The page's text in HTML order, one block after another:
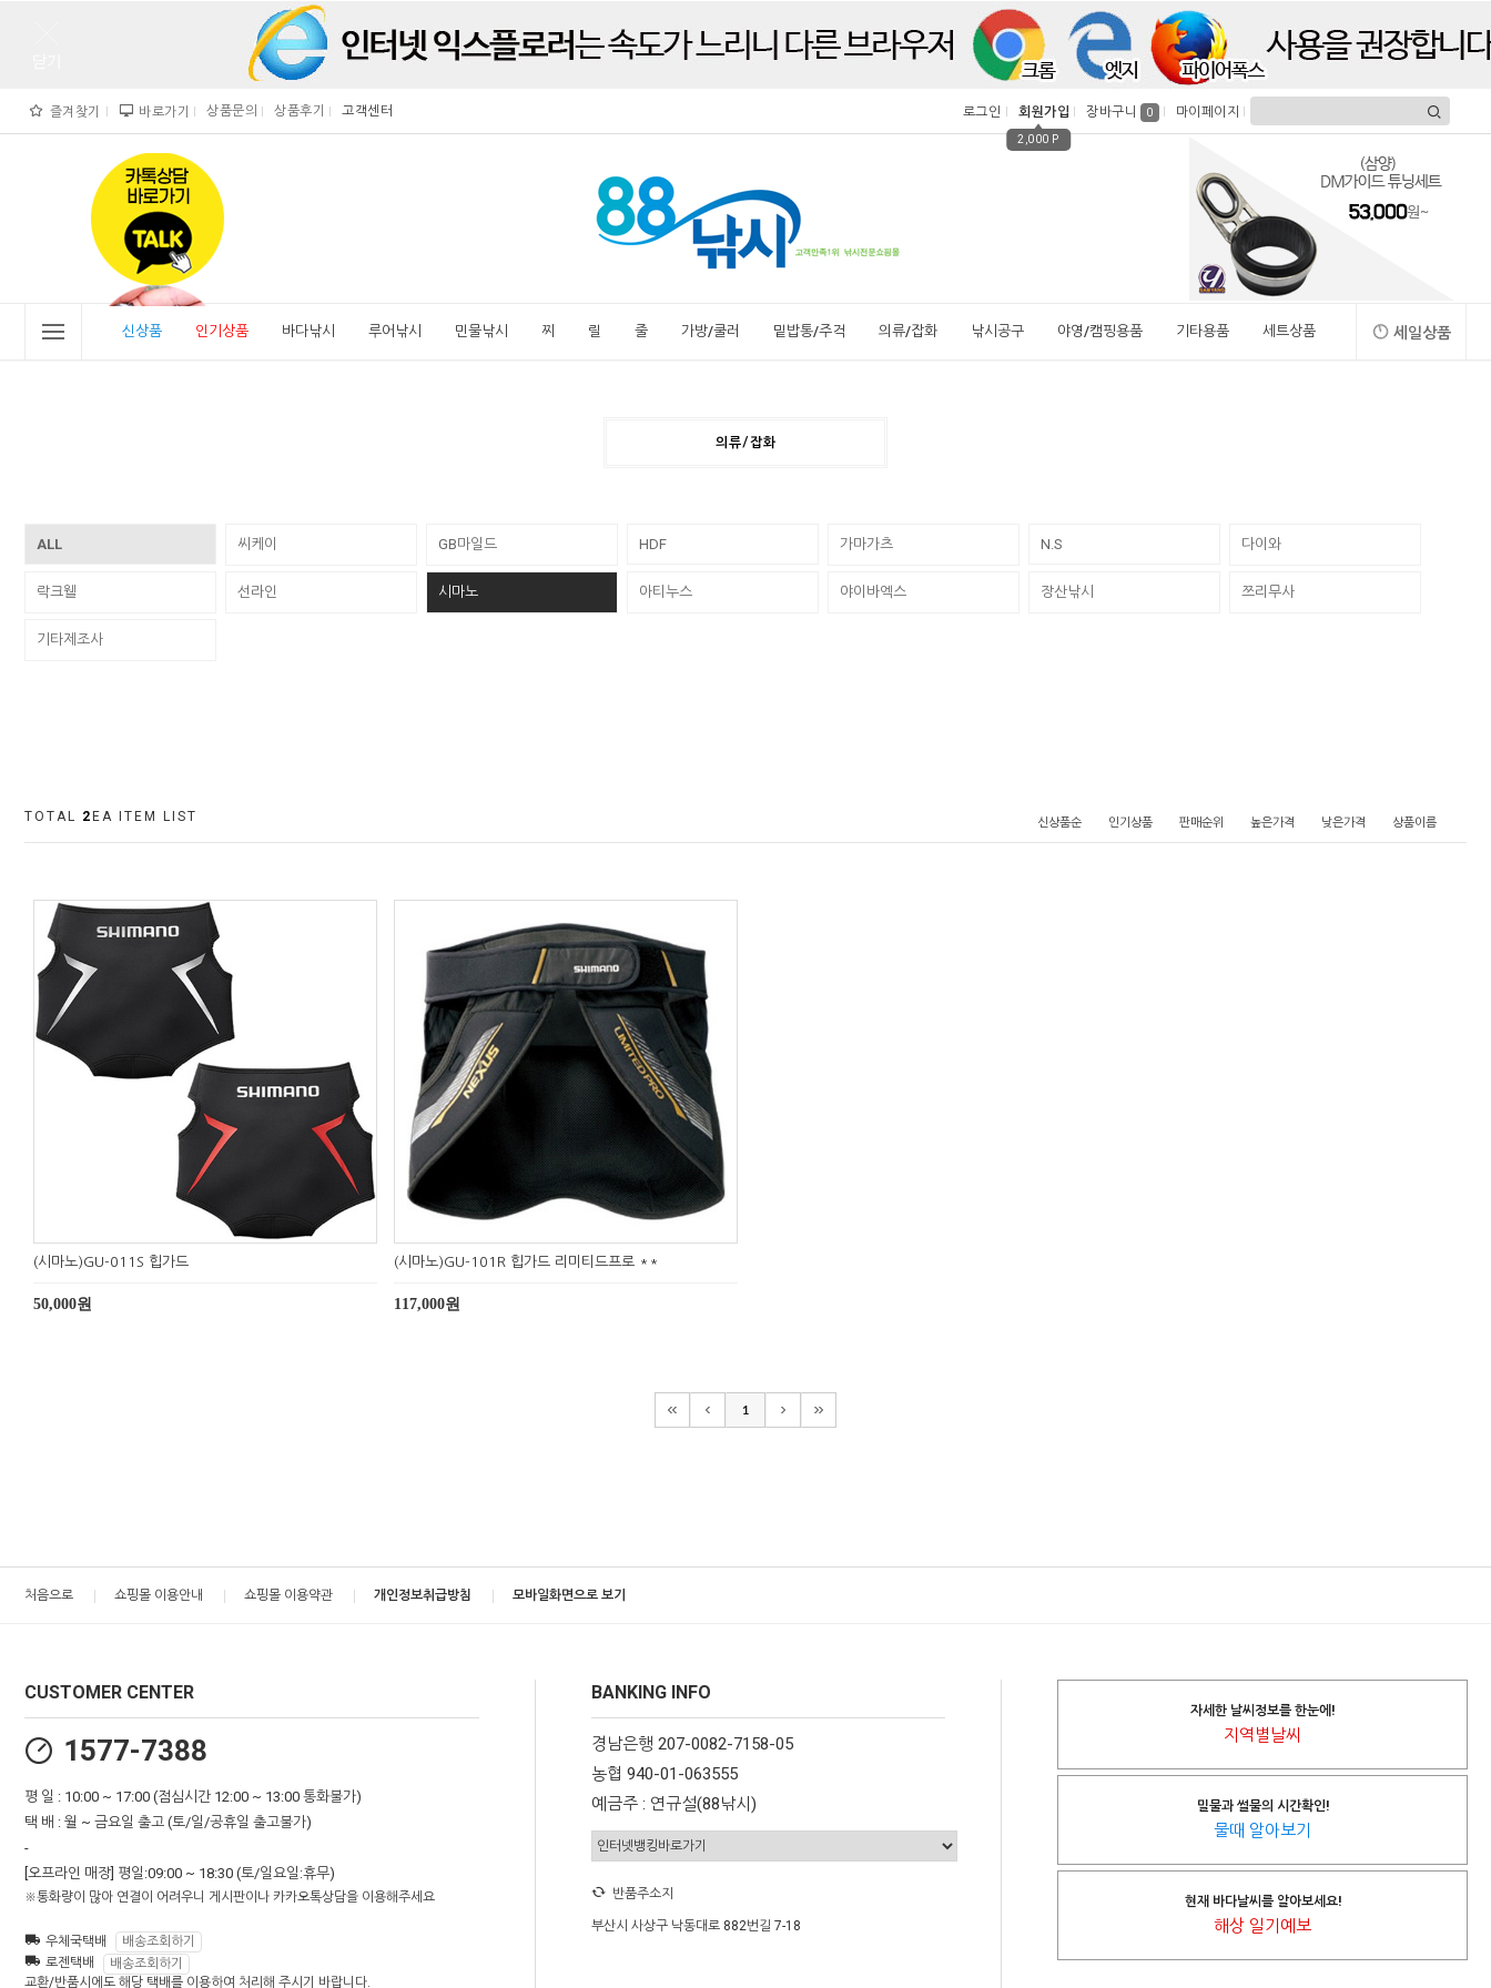
즐겨찾기 바로가기 상품문의 상품후기 고객센터 로그인 회원가입
2,000 P
장바구니 0 마이페이지
">
" alt="비린내">
신상품 인기상품 바다낚시 루어낚시 민물낚시 찌 릴 줄 가방/쿨러 밑밥통/주걱 의류/잡화 낚시공구 야영/캠핑용품 기타용품 세트상품 세일상품
의류/잡화
ALL 씨케이 GB마일드 HDF 가마가츠 N.S 다이와
락크웰 선라인 시마노 아티누스 야이바엑스 장산낚시 쯔리무사
기타제조사
TOTAL 2 EA ITEM LIST 신상품순 인기상품 판매순위 높은가격 낮은가격 상품이름
(시마노)GU-011S 힙가드
50,000원
(시마노)GU-101R 힙가드 리미티드프로 **
117,000원
1
처음으로 쇼핑몰 이용안내 쇼핑몰 이용약관 개인정보취급방침 모바일화면으로 보기
CUSTOMER CENTER
1577-7388
평 일 : 10:00 ~ 17:00 (점심시간 12:00 ~ 13:00 통화불가)
택 배 : 월 ~ 금요일 출고 (토/일/공휴일 출고불가)
-
[오프라인 매장] 평일:09:00 ~ 18:30 (토/일요일:휴무)
※통화량이 많아 연결이 어려우니 게시판이나 카카오톡상담을 이용해주세요
우체국택배
배송조회하기
로젠택배
배송조회하기
교환/반품시에도 해당 택배를 이용하여 처리해 주시기 바랍니다.
BANKING INFO
경남은행 207-0082-7158-05
농협 940-01-063555
예금주 : 연규설(88낚시)
반품주소지
부산시 사상구 낙동대로 882번길 7-18
자세한 날씨정보를 한눈에!
지역별날씨
밀물과 썰물의 시간확인!
물때 알아보기
현재 바다날씨를 알아보세요!
해상 일기예보